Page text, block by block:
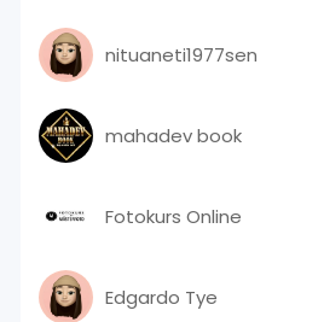
nituaneti1977sen
mahadev book
Fotokurs Online
Edgardo Tye